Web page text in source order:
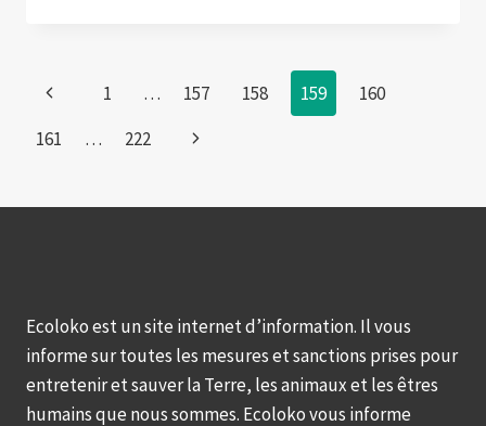
AFFECTER
STADE
DES
Page
navigation
Previous
Page
1 … 157 158 159
160
161
… 222
Next
Ecoloko est un site internet d’information. Il vous
informe sur toutes les mesures et sanctions prises pour
entretenir et sauver la Terre, les animaux et les êtres
humains que nous sommes. Ecoloko vous informe